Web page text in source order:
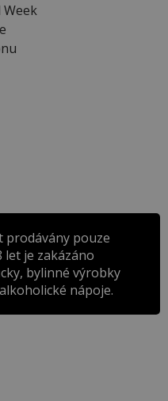
Week
pouze
let je zakázáno
bylinné výrobky
nápoje.